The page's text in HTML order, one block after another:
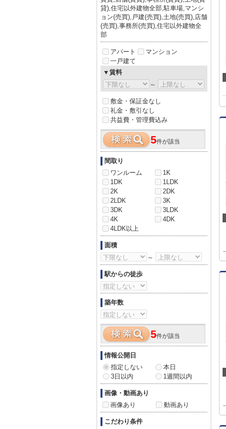
貸),住宅以外建物全部,駐車場,マンシ
ョン(売買),戸建(売買),土地(売買),店舗
(売買),事務所(売買),住宅以外建物全
部
アパート
マンション
一戸建て
▼賃料
～
敷金・保証金なし
礼金・敷引なし
共益費・管理費込み
5件が該当
間取り
ワンルーム
1K
1DK
1LDK
2K
2DK
2LDK
3K
3DK
3LDK
4K
4DK
4LDK以上
面積
～
駅からの徒歩
築年数
5件が該当
情報公開日
指定しない
本日
3日以内
1週間以内
画像・動画あり
画像あり
動画あり
こだわり条件